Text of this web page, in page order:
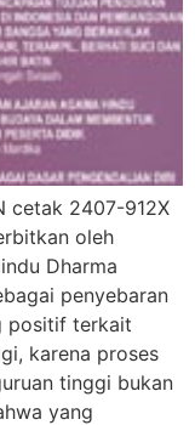
cetak 2407-912X
oleh
Dharma
penyebaran
positif terkait
karena proses
tinggi bukan
yang